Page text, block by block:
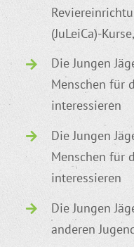
(JuLeiCa)-
Die Jungen
Menschen für
interessieren
Die Jungen
Menschen für
interessieren
Die Jungen
anderen